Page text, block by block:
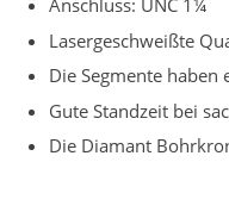
Anschluss: UNC 1¼
Lasergeschweißte
Die Segmente
Gute Standzeit bei
Die Diamant